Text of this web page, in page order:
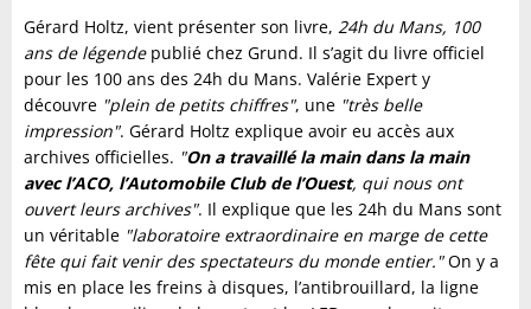
Gérard Holtz, vient présenter son livre, 24h du Mans, 100
ans de légendepublié chez Grund. Il s’agit du livre officiel
pour les 100 ans des 24h du Mans. Valérie Expert y
découvre "plein de petits chiffres", une "très belle
impression". Gérard Holtz explique avoir eu accès aux
archives officielles. "On a travaillé la main dans la main
avec l’ACO, l’Automobile Club de l’Ouest, qui nous ont
ouvert leurs archives". Il explique que les 24h du Mans sont
un véritable "laboratoire extraordinaire en marge de cette
fête qui fait venir des spectateurs du monde entier."On y a
mis en place les freins à disques, l’antibrouillard, la ligne